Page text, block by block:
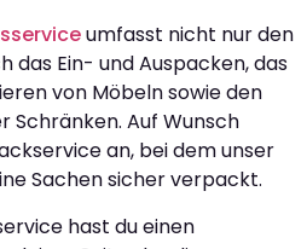
umfasst nicht nur den
das Ein- und Auspacken, das
von Möbeln sowie den
Schränken. Auf Wunsch
an, bei dem unser
Sachen sicher verpackt.
hast du einen